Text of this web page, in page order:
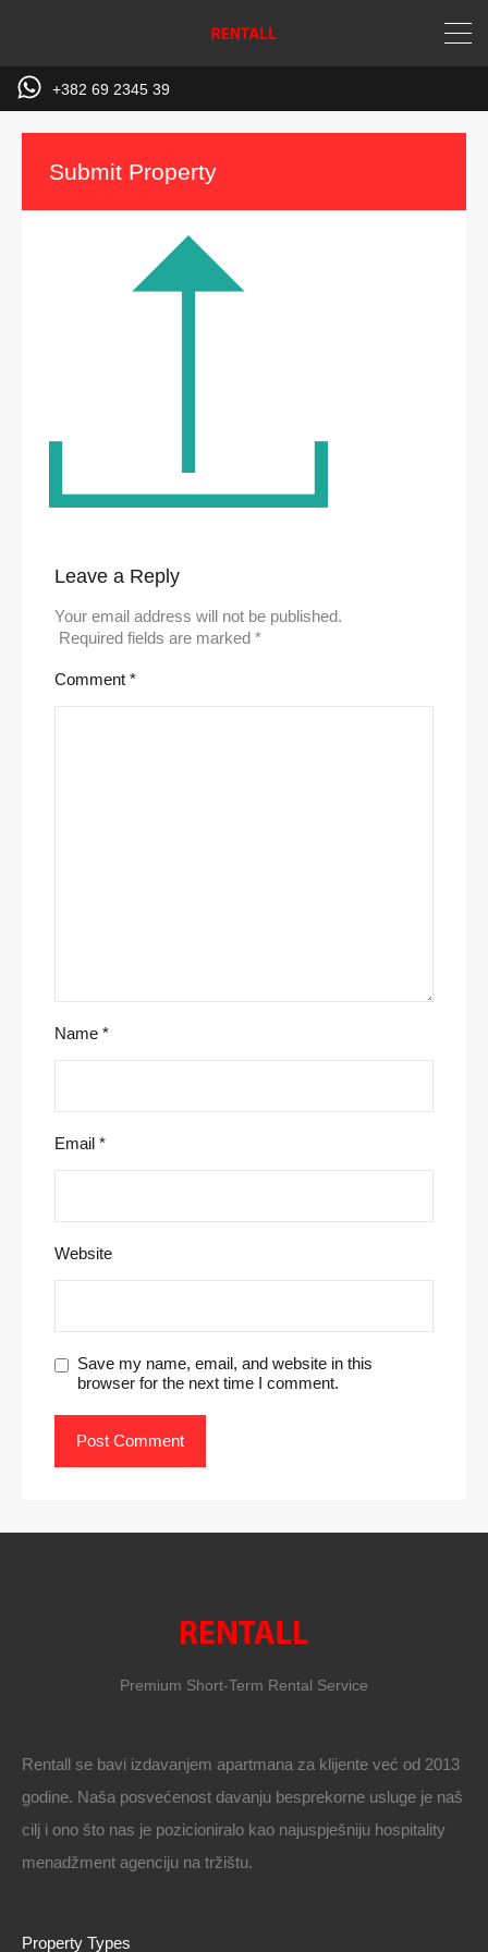
+382 69 2345 39
Submit Property
Leave a Reply
Your email address will not be published.
Required fields are marked *
Comment *
Name *
Email *
Website
Save my name, email, and website in this
browser for the next time I comment.
Premium Short-Term Rental Service
Rentall se bavi izdavanjem apartmana za klijente već od 2013
godine. Naša posvećenost davanju besprekorne usluge je naš
cilj i ono što nas je pozicioniralo kao najuspješniju hospitality
menadžment agenciju na tržištu.
Property Types